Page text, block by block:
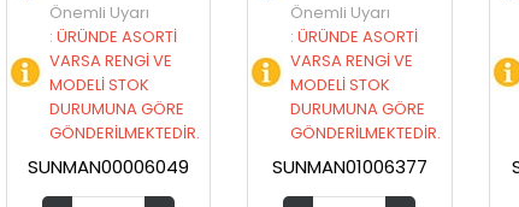
Önemli Uyarı
: ÜRÜNDE ASORTİ
VARSA RENGİ VE
MODELİ STOK
DURUMUNA GÖRE
GÖNDERİLMEKTEDİR.
SUNMAN01006377
Önemli Uyarı
: ÜRÜNDE ASORTİ
VARSA RENGİ VE
MODELİ STOK
DURUMUNA GÖRE
GÖNDERİLMEKTEDİR.
SUNMAN00CH2129